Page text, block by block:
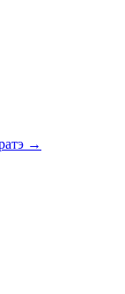
→